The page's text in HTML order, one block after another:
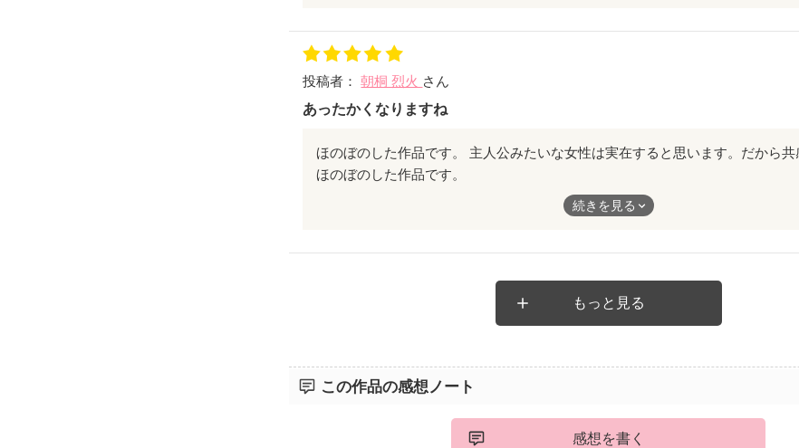
続編【チョコより甘いもの】を
お供にぜひご賞味下さい！
投稿者：朝桐 烈火 さん
あったかくなりますね
ほのぼのした作品です。
主人公みたいな女性は実在すると思います。だから共感出来る人も居るのでは？
続きを見る
もっと見る
この作品の感想ノート
感想を書く